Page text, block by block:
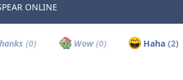
ONLINE
(0) Wow(0) Haha (2)